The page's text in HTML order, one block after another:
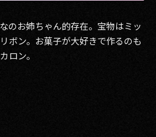
のお姉ちゃん的存在。宝物はミッ
ボン。お菓子が大好きで作るのも
ロン。